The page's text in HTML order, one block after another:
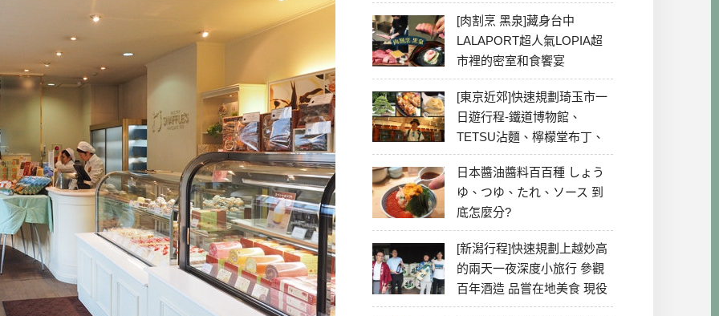
[肉割烹 黑泉]藏身台中
LALAPORT超人氣LOPIA超
市裡的密室和食饗宴
[東京近郊]快速規劃琦玉市一
日遊行程-鐵道博物館、
TETSU沾麵、檸檬堂布丁、
冰川神社、美食彙整
日本醬油醬料百百種 しょう
ゆ、つゆ、たれ、ソース 到
底怎麼分?
[新潟行程]快速規劃上越妙高
的兩天一夜深度小旅行 參觀
百年酒造 品嘗在地美食 現役
最老牌電影院